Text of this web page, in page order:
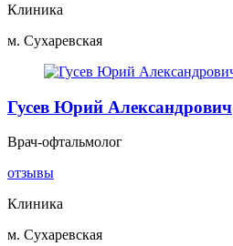
Клиника
м. Сухаревская
Гусев Юрий Александрович
Врач-офтальмолог
отзывы
Клиника
м. Сухаревская